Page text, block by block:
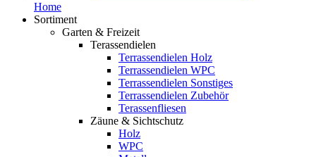
Home
Sortiment
Garten & Freizeit
Terassendielen
Terrassendielen Holz
Terrassendielen WPC
Terrassendielen Sonstiges
Terrassendielen Zubehör
Terassenfliesen
Zäune & Sichtschutz
Holz
WPC